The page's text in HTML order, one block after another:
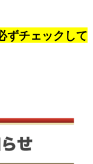
ずチェックして